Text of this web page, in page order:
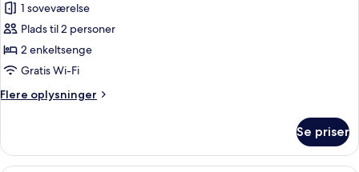
1 soveværelse
Plads til 2 personer
2 enkeltsenge
Gratis Wi-Fi
Flere oplysninger
Flere
værelse
Se priser